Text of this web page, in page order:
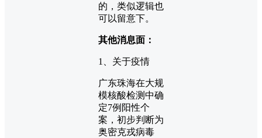
的，类似逻辑也
可以留意下。
其他消息面：
1、关于疫情
广东珠海在大规
模核酸检测中确
定7例阳性个
案，初步判断为
奥密克戎病毒